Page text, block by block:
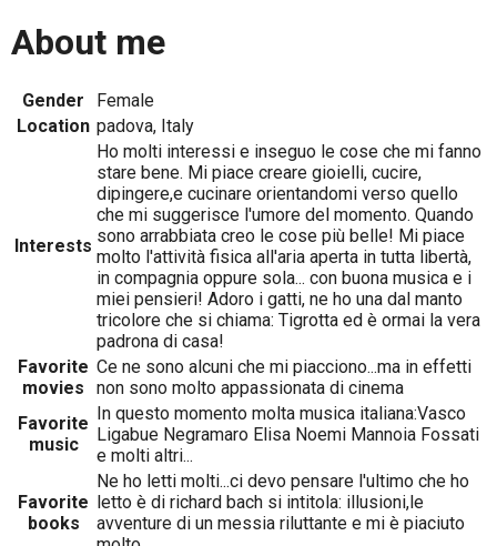
About me
Gender
Female
Location padova, Italy
Interests
Ho molti interessi e inseguo le cose che mi fanno
stare bene. Mi piace creare gioielli, cucire,
dipingere,e cucinare orientandomi verso quello
che mi suggerisce l'umore del momento. Quando
sono arrabbiata creo le cose più belle! Mi piace
molto l'attività fisica all'aria aperta in tutta libertà,
in compagnia oppure sola... con buona musica e i
miei pensieri! Adoro i gatti, ne ho una dal manto
tricolore che si chiama: Tigrotta ed è ormai la vera
padrona di casa!
Favorite
movies
Ce ne sono alcuni che mi piacciono...ma in effetti
non sono molto appassionata di cinema
Favorite
music
In questo momento molta musica italiana:Vasco
Ligabue Negramaro Elisa Noemi Mannoia Fossati
e molti altri...
Favorite
books
Ne ho letti molti...ci devo pensare l'ultimo che ho
letto è di richard bach si intitola: illusioni,le
avventure di un messia riluttante e mi è piaciuto